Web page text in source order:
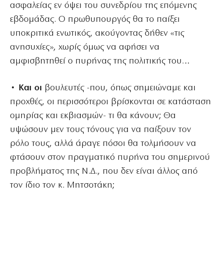
ασφαλείας εν όψει του συνεδρίου της επόμενης
εβδομάδας. Ο πρωθυπουργός θα το παίξει
υποκριτικά ενωτικός, ακούγοντας δήθεν «τις
ανησυχίες», χωρίς όμως να αφήσει να
αμφισβητηθεί ο πυρήνας της πολιτικής του…
• Και οι βουλευτές -που, όπως σημειώναμε και
προχθές, οι περισσότεροι βρίσκονται σε κατάσταση
ομηρίας και εκβιασμών- τι θα κάνουν; Θα
υψώσουν μεν τους τόνους για να παίξουν τον
ρόλο τους, αλλά άραγε πόσοι θα τολμήσουν να
φτάσουν στον πραγματικό πυρήνα του σημερινού
προβλήματος της Ν.Δ., που δεν είναι άλλος από
τον ίδιο τον κ. Μητσοτάκη;